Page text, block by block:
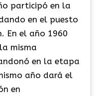
participó en la
en el puesto
En el año 1960
misma
en la etapa
año dará el
en